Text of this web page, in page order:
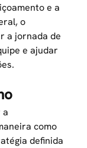
e a
o
a jornada de
e ajudar
a
como
definida